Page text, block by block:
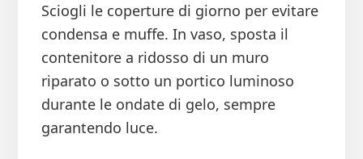
Sciogli le coperture di giorno per evitare
condensa e muffe. In vaso, sposta il
contenitore a ridosso di un muro
riparato o sotto un portico luminoso
durante le ondate di gelo, sempre
garantendo luce.